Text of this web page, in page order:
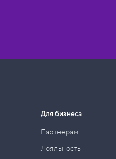
Для бизнеса
Партнёрам
Лояльность